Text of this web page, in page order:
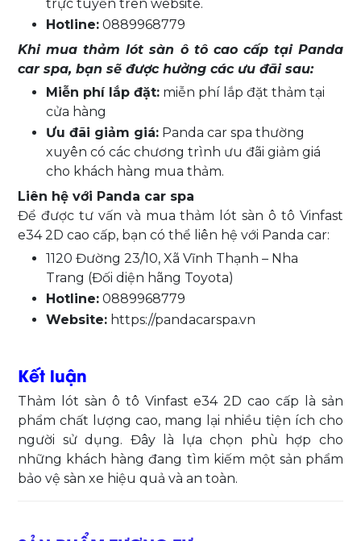
trực tuyến trên website.
Hotline: 0889968779
Khi mua thảm lót sàn ô tô cao cấp tại Panda
car spa, bạn sẽ được hưởng các ưu đãi sau:
Miễn phí lắp đặt: miễn phí lắp đặt thảm tại
cửa hàng
Ưu đãi giảm giá: Panda car spa thường
xuyên có các chương trình ưu đãi giảm giá
cho khách hàng mua thảm.
Liên hệ với Panda car spa
Để được tư vấn và mua thảm lót sàn ô tô Vinfast
e34 2D cao cấp, bạn có thể liên hệ với Panda car:
1120 Đường 23/10, Xã Vĩnh Thạnh – Nha
Trang (Đối diện hãng Toyota)
Hotline: 0889968779
Website: https://pandacarspa.vn
Kết luận
Thảm lót sàn ô tô Vinfast e34 2D cao cấp là sản
phẩm chất lượng cao, mang lại nhiều tiện ích cho
người sử dụng. Đây là lựa chọn phù hợp cho
những khách hàng đang tìm kiếm một sản phẩm
bảo vệ sàn xe hiệu quả và an toàn.